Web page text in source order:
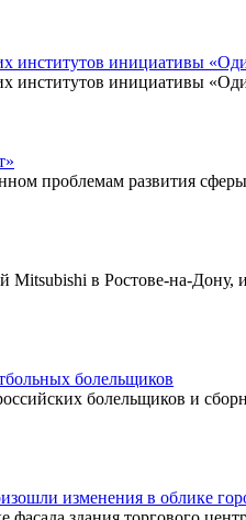
институтов инициативы
институтов инициативы
проблемам развития
Mitsubishi в Ростове-на-
болельщиков
болельщиков и
изменения в облике